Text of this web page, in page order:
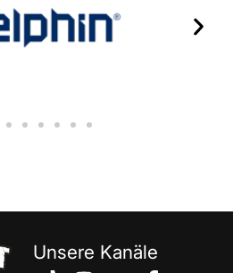
Unsere Kanäle